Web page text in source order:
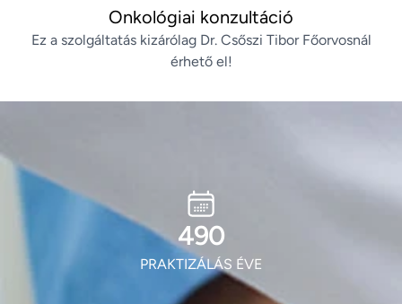
Onkológiai konzultáció
Ez a szolgáltatás kizárólag Dr. Csőszi Tibor Főorvosnál
érhető el!
593
PRAKTIZÁLÁS ÉVE